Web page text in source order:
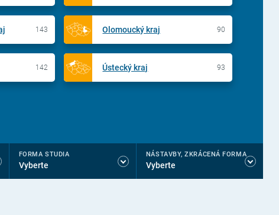
143 Olomoucký kraj 90
142 Ústecký kraj 93
FORMA STUDIA
Vyberte
NÁSTAVBY, ZKRÁCENÁ FORMA
Vyberte